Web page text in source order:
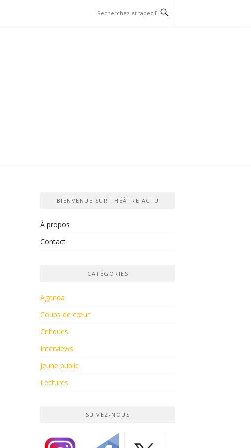
BIENVENUE SUR THÉÂTRE ACTU
À propos
Contact
CATÉGORIES
Agenda
Coups de cœur
Critiques
Interviews
Jeune public
Lectures
SUIVEZ-NOUS